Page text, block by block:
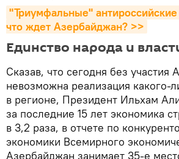
"Триумфальные"
что ждет Азербайджан? >>
Единство народа и
Сказав, что сегодня без участия
невозможна реализация какого-
в регионе, Президент Ильхам
за последние 15 лет экономика
в 3,2 раза, в отчете по
экономики Всемирного
Азербайджан занимает 35-е